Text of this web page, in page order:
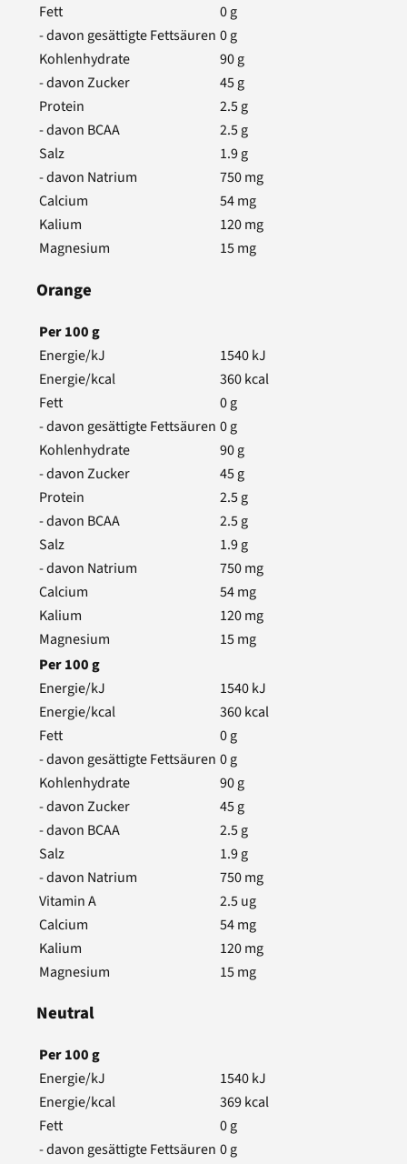
Fett
0g
- davon gesättigte Fettsäuren 0g
Kohlenhydrate
90g
- davon Zucker
45g
Protein
2.5g
- davon BCAA
2.5g
Salz
1.9g
- davon Natrium
750mg
Calcium
54mg
Kalium
120mg
Magnesium
15mg
Orange
Per100g
Energie/kJ
1540kJ
Energie/kcal
360kcal
Fett
0g
- davon gesättigte Fettsäuren 0g
Kohlenhydrate
90g
- davon Zucker
45g
Protein
2.5g
- davon BCAA
2.5g
Salz
1.9g
- davon Natrium
750mg
Calcium
54mg
Kalium
120mg
Magnesium
15mg
Per100g
Energie/kJ
1540kJ
Energie/kcal
360kcal
Fett
0g
- davon gesättigte Fettsäuren 0g
Kohlenhydrate
90g
- davon Zucker
45g
- davon BCAA
2.5g
Salz
1.9g
- davon Natrium
750mg
Vitamin A
2.5ug
Calcium
54mg
Kalium
120mg
Magnesium
15mg
Neutral
Per100g
Energie/kJ
1540kJ
Energie/kcal
369kcal
Fett
0g
- davon gesättigte Fettsäuren 0g